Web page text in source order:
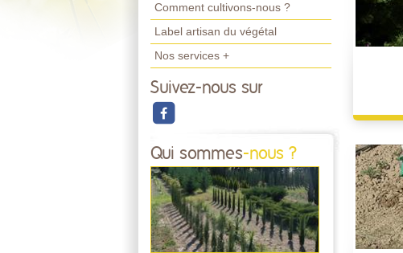
Comment cultivons-nous ?
Label artisan du végétal
Nos services +
Suivez-nous sur
Qui sommes-nous ?